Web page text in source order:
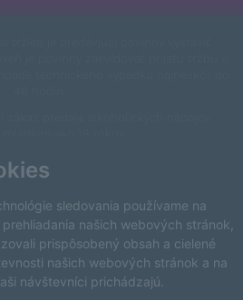
sledovania používame na
našich webových stránok,
prispôsobený obsah a cielené
našich webových stránok a na
návštevníci prichádzajú.
and the Google
of Service
nastavenia cookies